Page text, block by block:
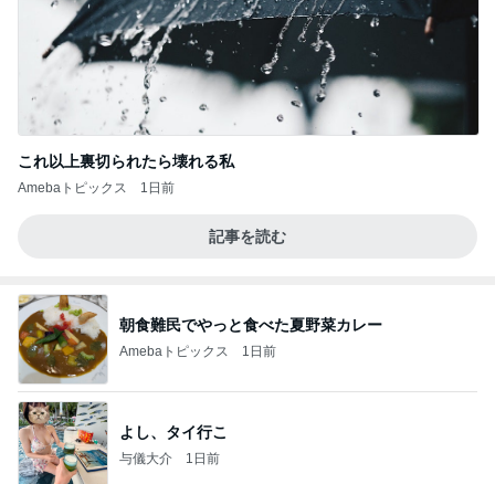
これ以上裏切られたら壊れる私
Amebaトピックス 1日前
記事を読む
朝食難民でやっと食べた夏野菜カレー
Amebaトピックス 1日前
よし、タイ行こ
与儀大介 1日前